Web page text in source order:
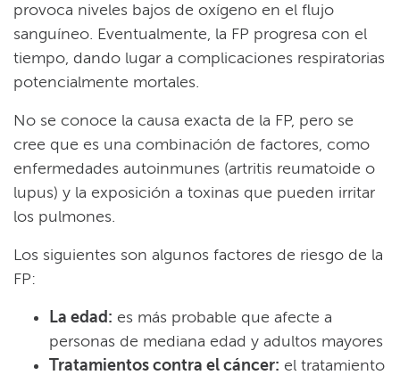
provoca niveles bajos de oxígeno en el flujo
sanguíneo. Eventualmente, la FP progresa con el
tiempo, dando lugar a complicaciones respiratorias
potencialmente mortales.​​
No se conoce la causa exacta de la FP, pero se
cree que es una combinación de factores, como
enfermedades autoinmunes (artritis reumatoide o
lupus) y la exposición a toxinas que pueden irritar
los pulmones.​​
Los siguientes son algunos factores de riesgo de la
FP:​​
La edad: es más probable que afecte a
personas de mediana edad y adultos mayores​​
Tratamientos contra el cáncer: el tratamiento